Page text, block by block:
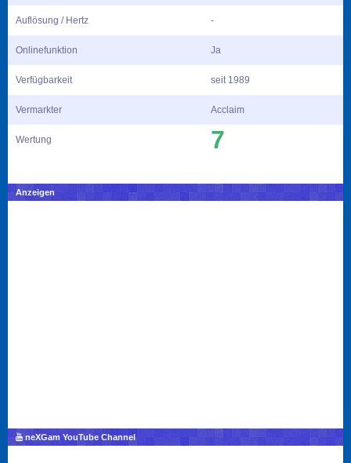
Auflösung / Hertz -
Onlinefunktion Ja
Verfügbarkeit seit 1989
Vermarkter Acclaim
Wertung 7
Anzeigen
neXGam YouTube Channel